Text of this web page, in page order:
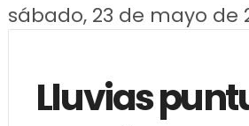
sábado, 23 de mayo de
Lluvias